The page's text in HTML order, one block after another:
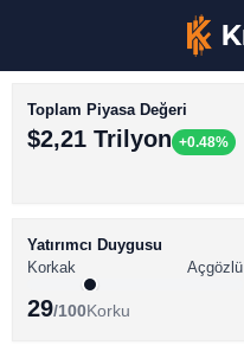
BİTCOİN HABERLERİ
ALTCOİN HABERLERİ
Toplam Piyasa Değeri
$2,21 Trilyon +0.48%
Yatırımcı Duygusu
Korkak
Açgözlü
29/100Korku